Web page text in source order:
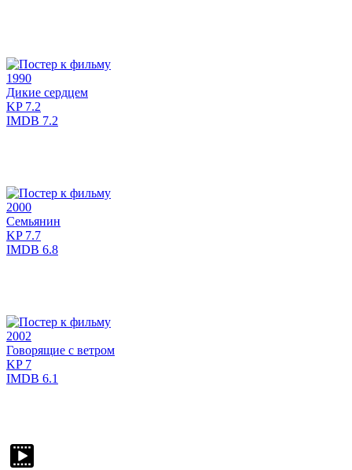
1990
Дикие сердцем
KP7.2
IMDB 7.2
2000
Семьянин
KP7.7
IMDB 6.8
2002
Говорящие с ветром
KP7
IMDB 6.1